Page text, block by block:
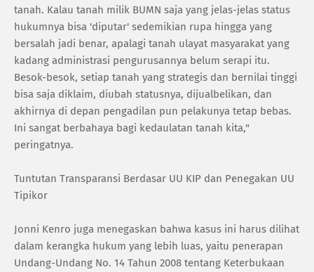
tanah. Kalau tanah milik BUMN saja yang jelas-jelas status
hukumnya bisa 'diputar' sedemikian rupa hingga yang
bersalah jadi benar, apalagi tanah ulayat masyarakat yang
kadang administrasi pengurusannya belum serapi itu.
Besok-besok, setiap tanah yang strategis dan bernilai tinggi
bisa saja diklaim, diubah statusnya, dijualbelikan, dan
akhirnya di depan pengadilan pun pelakunya tetap bebas.
Ini sangat berbahaya bagi kedaulatan tanah kita,"
peringatnya.
Tuntutan Transparansi Berdasar UU KIP dan Penegakan UU
Tipikor
Jonni Kenro juga menegaskan bahwa kasus ini harus dilihat
dalam kerangka hukum yang lebih luas, yaitu penerapan
Undang-Undang No. 14 Tahun 2008 tentang Keterbukaan